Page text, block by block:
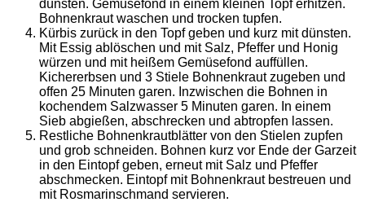
dünsten. Gemüsefond in einem kleinen Topf erhitzen.
Bohnenkraut waschen und trocken tupfen.
Kürbis zurück in den Topf geben und kurz mit dünsten.
Mit Essig ablöschen und mit Salz, Pfeffer und Honig
würzen und mit heißem Gemüsefond auffüllen.
Kichererbsen und 3 Stiele Bohnenkraut zugeben und
offen 25 Minuten garen. Inzwischen die Bohnen in
kochendem Salzwasser 5 Minuten garen. In einem
Sieb abgießen, abschrecken und abtropfen lassen.
Restliche Bohnenkrautblätter von den Stielen zupfen
und grob schneiden. Bohnen kurz vor Ende der Garzeit
in den Eintopf geben, erneut mit Salz und Pfeffer
abschmecken. Eintopf mit Bohnenkraut bestreuen und
mit Rosmarinschmand servieren.